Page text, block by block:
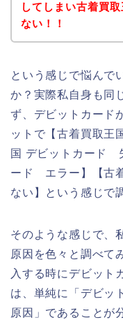
してしまい古着買
ない！！
という感じで悩んで
か？実際私自身も同
ず、デビットカード
ットで【古着買取王
国 デビットカード
ード エラー】【古
ない】という感じで
そのような感じで、
原因を色々と調べて
入する時にデビット
は、単純に「デビッ
原因」であることが